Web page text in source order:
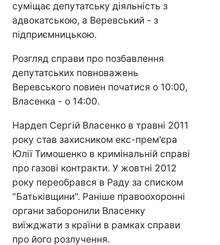
суміщає депутатську діяльність з
адвокатською, а Веревський - з
підприємницькою.
Розгляд справи про позбавлення
депутатських повноважень
Веревського повиен початися о 10:00,
Власенка - о 14:00.
Нардеп Сергій Власенко в травні 2011
року став захисником екс-прем'єра
Юлії Тимошенко в кримінальній справі
про газові контракти. У жовтні 2012
року переобрався в Раду за списком
"Батьківщини". Раніше правоохоронні
органи заборонили Власенку
виїжджати з країни в рамках справи
про його розлучення.